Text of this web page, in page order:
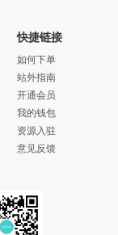
快捷链接
如何下单
站外指南
开通会员
我的钱包
资源入驻
意见反馈